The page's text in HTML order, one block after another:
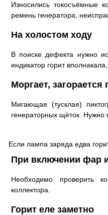
Износились токосъёмные
ремень генератора,
На холостом ходу
В поиске дефекта нужно
индикатор горит
Моргает, загорается
Мигающая (тусклая)
генераторных щёток. Нужно
Если лампа заряда едва
При включении фар
Необходимо проверить
коллектора.
Горит еле заметно